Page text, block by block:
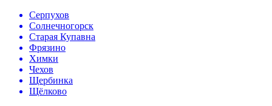
Серпухов
Солнечногорск
Старая Купавна
Фрязино
Химки
Чехов
Щербинка
Щёлково